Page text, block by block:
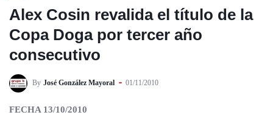
Alex Cosin revalida el título de la
Copa Doga por tercer año
consecutivo
By José González Mayoral 01/11/2010
FECHA 13/10/2010